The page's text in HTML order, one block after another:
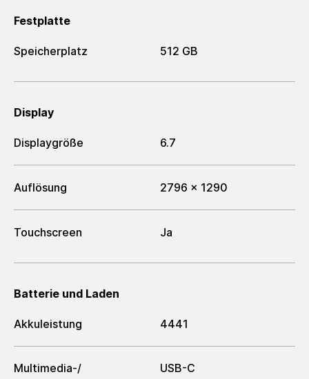
Festplatte
Speicherplatz 512 GB
Display
Displaygröße 6.7
Auflösung 2796 x 1290
Touchscreen Ja
Batterie und Laden
Akkuleistung 4441
Multimedia-/​
USB-C